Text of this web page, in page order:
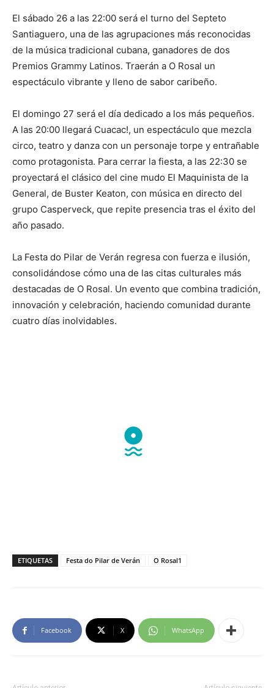
El sábado 26 a las 22:00 será el turno del Septeto
Santiaguero, una de las agrupaciones más reconocidas
de la música tradicional cubana, ganadores de dos
Premios Grammy Latinos. Traerán a O Rosal un
espectáculo vibrante y lleno de sabor caribeño.
El domingo 27 será el día dedicado a los más pequeños.
A las 20:00 llegará Cuacac!, un espectáculo que mezcla
circo, teatro y danza con un personaje torpe y entrañable
como protagonista. Para cerrar la fiesta, a las 22:30 se
proyectará el clásico del cine mudo El Maquinista de la
General, de Buster Keaton, con música en directo del
grupo Casperveck, que repite presencia tras el éxito del
año pasado.
La Festa do Pilar de Verán regresa con fuerza e ilusión,
consolidándose cómo una de las citas culturales más
destacadas de O Rosal. Un evento que combina tradición,
innovación y celebración, haciendo comunidad durante
cuatro días inolvidables.
ETIQUETAS Festa do Pilar de Verán O Rosal1
Facebook X WhatsApp